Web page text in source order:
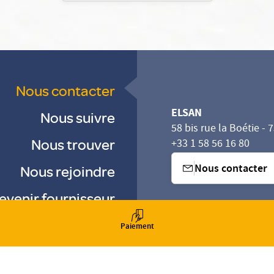
paramètres de confidentialité, en garantissant la
Paiement
Nous contacter
Nous suivre
Nous trouver
Nous rejoindre
fournisseur
ELSAN
58 bis rue la Boétie -
+33 1 58 56 16 80
Nous contacter
Droits & Devoirs-Agence digitale : VOID